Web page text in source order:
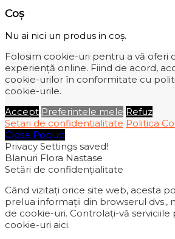
Coș
Nu ai nici un produs in coș.
Folosim cookie-uri pentru a vă oferi
experiență online. Fiind de acord,
cookie-urilor în conformitate cu
cookie-urile.
Accept Preferintele mele Refuz
Setari de confidentialitate Politica
Close Popup
Privacy Settings saved!
Blanuri Flora Nastase
Setări de confidențialitate
Când vizitați orice site web, acesta
prelua informații din browserul dvs.,
de cookie-uri. Controlați-vă serviciile
cookie-uri aici.